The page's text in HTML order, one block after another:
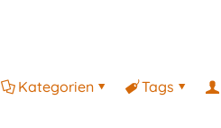
Kategorien Tags